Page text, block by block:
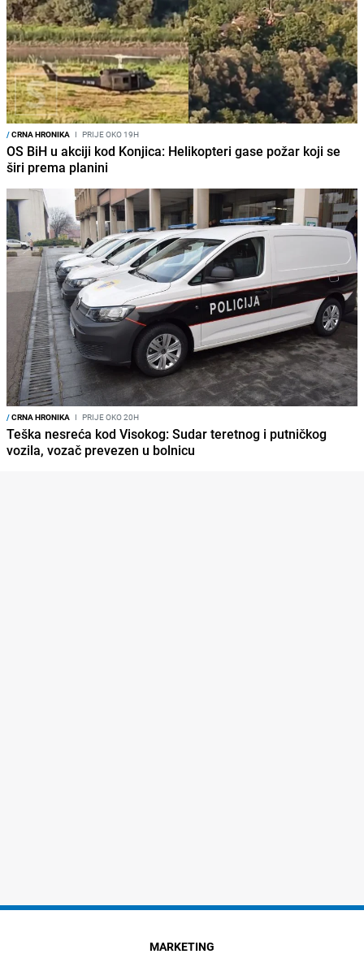
/CRNA HRONIKA I PRIJE OKO 19H
OS BiH u akciji kod Konjica: Helikopteri gase požar koji se
širi prema planini
/CRNA HRONIKA I PRIJE OKO 20H
Teška nesreća kod Visokog: Sudar teretnog i putničkog
vozila, vozač prevezen u bolnicu
MARKETING